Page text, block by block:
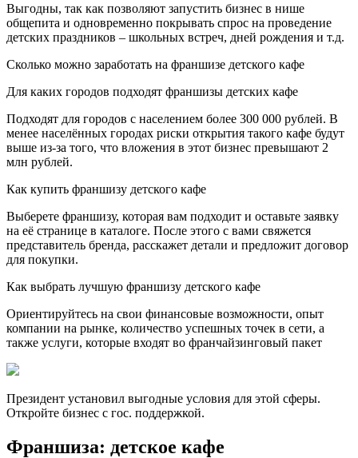
Выгодны, так как позволяют запустить бизнес в нише
общепита и одновременно покрывать спрос на проведение
детских праздников – школьных встреч, дней рождения и т.д.
Сколько можно заработать на франшизе детского кафе
Для каких городов подходят франшизы детских кафе
Подходят для городов с населением более 300 000 рублей. В
менее населённых городах риски открытия такого кафе будут
выше из-за того, что вложения в этот бизнес превышают 2
млн рублей.
Как купить франшизу детского кафе
Выберете франшизу, которая вам подходит и оставьте заявку
на её странице в каталоге. После этого с вами свяжется
представитель бренда, расскажет детали и предложит договор
для покупки.
Как выбрать лучшую франшизу детского кафе
Ориентируйтесь на свои финансовые возможности, опыт
компании на рынке, количество успешных точек в сети, а
также услуги, которые входят во франчайзинговый пакет
Президент установил выгодные условия для этой сферы.
Откройте бизнес с гос. поддержкой.
Франшиза: детское кафе